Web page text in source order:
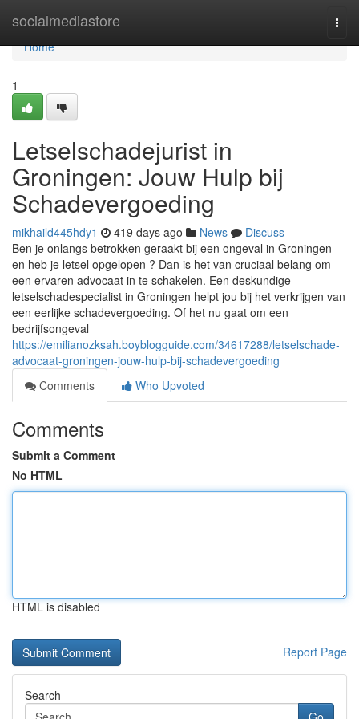
socialmediastore
Home
Home
1
Letselschadejurist in
Groningen: Jouw Hulp bij
Schadevergoeding
mikhaild445hdy1 419 days ago News
Discuss
Ben je onlangs betrokken geraakt bij een ongeval in Groningen
en heb je letsel opgelopen ? Dan is het van cruciaal belang om
een ervaren advocaat in te schakelen. Een deskundige
letselschadespecialist in Groningen helpt jou bij het verkrijgen van
een eerlijke schadevergoeding. Of het nu gaat om een
bedrijfsongeval
https://emilianozksah.boyblogguide.com/34617288/letselschade-
advocaat-groningen-jouw-hulp-bij-schadevergoeding
Comments
Who Upvoted
Comments
Submit a Comment
No HTML
HTML is disabled
Report Page
Search